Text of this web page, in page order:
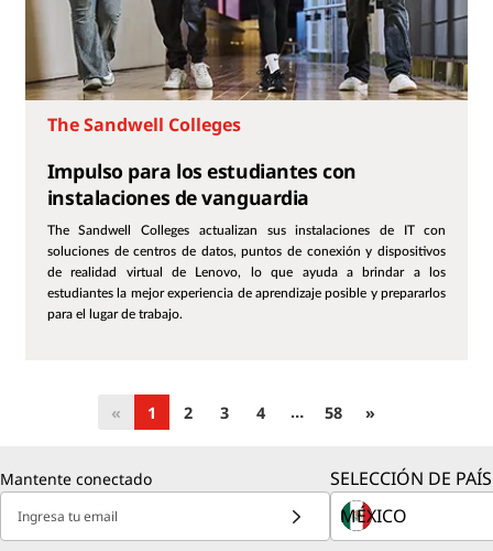
The Sandwell Colleges
Impulso para los estudiantes con
instalaciones de vanguardia
The Sandwell Colleges actualizan sus instalaciones de IT con
soluciones de centros de datos, puntos de conexión y dispositivos
de realidad virtual de Lenovo, lo que ayuda a brindar a los
estudiantes la mejor experiencia de aprendizaje posible y prepararlos
para el lugar de trabajo.
« 1 2 3 4 … 58 »
Mantente conectado
Ingresa tu email
SELECCIÓN DE PAÍS